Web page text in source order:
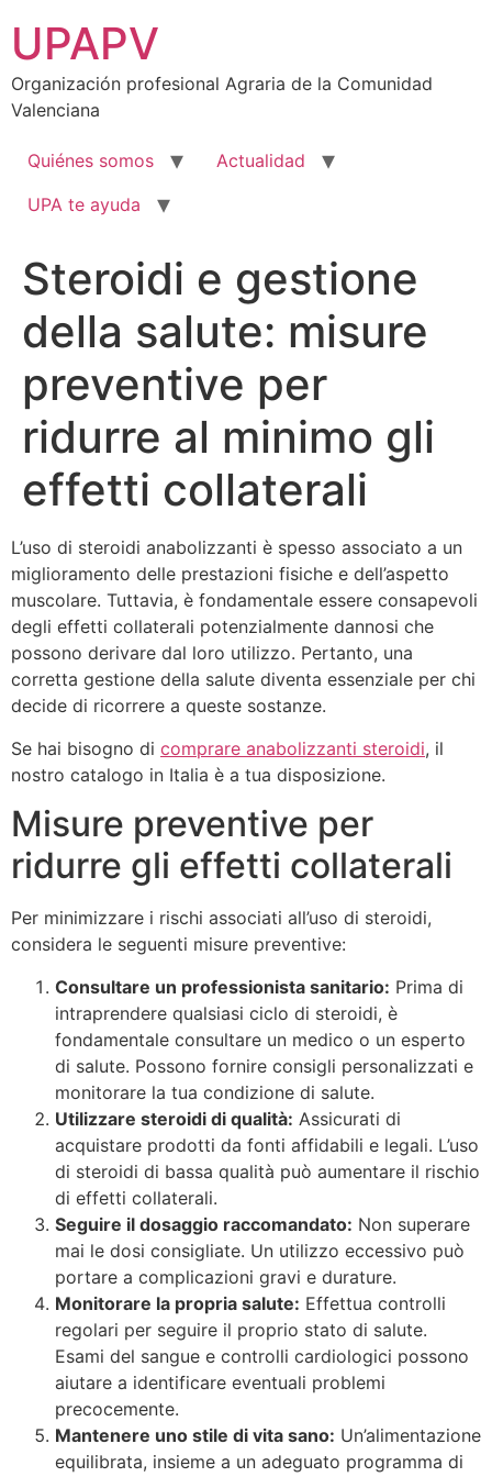
contenido
UPAPV
Organización profesional Agraria de la Comunidad
Valenciana
Quiénes somos
Actualidad
UPA te ayuda
Steroidi e gestione
della salute: misure
preventive per
ridurre al minimo gli
effetti collaterali
L’uso di steroidi anabolizzanti è spesso associato a un
miglioramento delle prestazioni fisiche e dell’aspetto
muscolare. Tuttavia, è fondamentale essere consapevoli
degli effetti collaterali potenzialmente dannosi che
possono derivare dal loro utilizzo. Pertanto, una
corretta gestione della salute diventa essenziale per chi
decide di ricorrere a queste sostanze.
Se hai bisogno di comprare anabolizzanti steroidi, il
nostro catalogo in Italia è a tua disposizione.
Misure preventive per
ridurre gli effetti collaterali
Per minimizzare i rischi associati all’uso di steroidi,
considera le seguenti misure preventive:
Consultare un professionista sanitario: Prima di
intraprendere qualsiasi ciclo di steroidi, è
fondamentale consultare un medico o un esperto
di salute. Possono fornire consigli personalizzati e
monitorare la tua condizione di salute.
Utilizzare steroidi di qualità: Assicurati di
acquistare prodotti da fonti affidabili e legali. L’uso
di steroidi di bassa qualità può aumentare il rischio
di effetti collaterali.
Seguire il dosaggio raccomandato: Non superare
mai le dosi consigliate. Un utilizzo eccessivo può
portare a complicazioni gravi e durature.
Monitorare la propria salute: Effettua controlli
regolari per seguire il proprio stato di salute.
Esami del sangue e controlli cardiologici possono
aiutare a identificare eventuali problemi
precocemente.
Mantenere uno stile di vita sano: Un’alimentazione
equilibrata, insieme a un adeguato programma di